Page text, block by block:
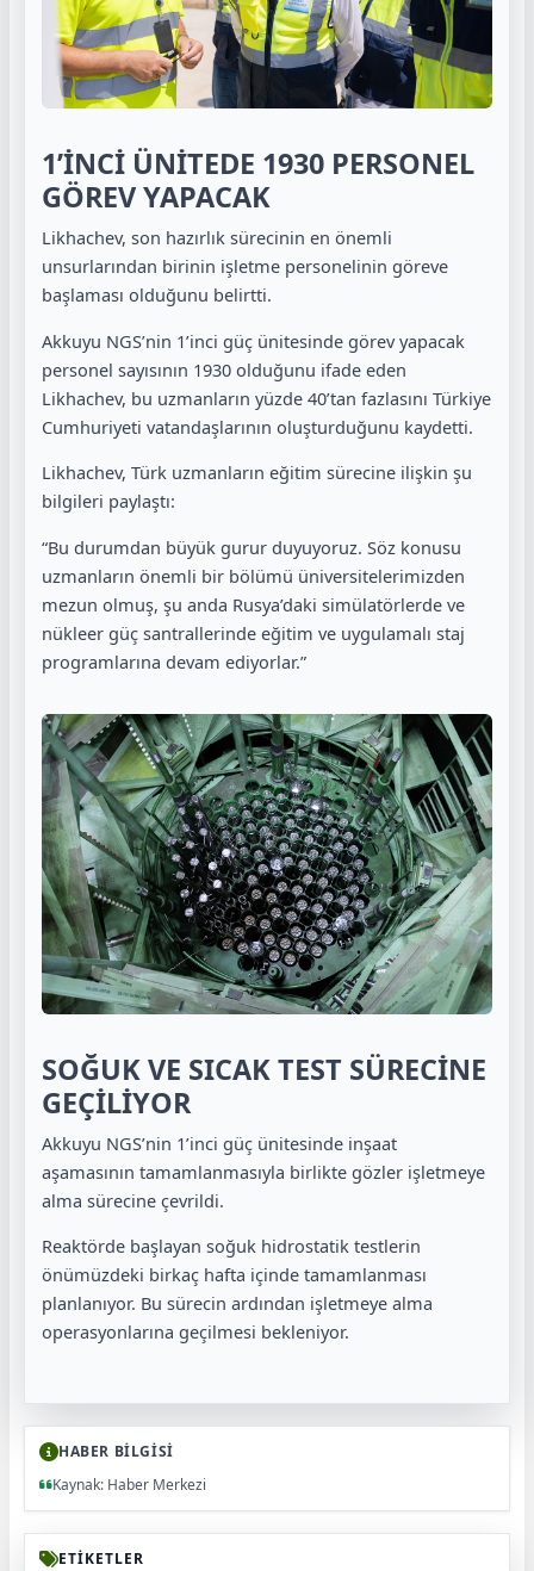
1’İNCİ ÜNİTEDE 1930 PERSONEL
GÖREV YAPACAK
Likhachev, son hazırlık sürecinin en önemli
unsurlarından birinin işletme personelinin göreve
başlaması olduğunu belirtti.
Akkuyu NGS’nin 1’inci güç ünitesinde görev yapacak
personel sayısının 1930 olduğunu ifade eden
Likhachev, bu uzmanların yüzde 40’tan fazlasını Türkiye
Cumhuriyeti vatandaşlarının oluşturduğunu kaydetti.
Likhachev, Türk uzmanların eğitim sürecine ilişkin şu
bilgileri paylaştı:
“Bu durumdan büyük gurur duyuyoruz. Söz konusu
uzmanların önemli bir bölümü üniversitelerimizden
mezun olmuş, şu anda Rusya’daki simülatörlerde ve
nükleer güç santrallerinde eğitim ve uygulamalı staj
programlarına devam ediyorlar.”
SOĞUK VE SICAK TEST SÜRECİNE
GEÇİLİYOR
Akkuyu NGS’nin 1’inci güç ünitesinde inşaat
aşamasının tamamlanmasıyla birlikte gözler işletmeye
alma sürecine çevrildi.
Reaktörde başlayan soğuk hidrostatik testlerin
önümüzdeki birkaç hafta içinde tamamlanması
planlanıyor. Bu sürecin ardından işletmeye alma
operasyonlarına geçilmesi bekleniyor.
HABER BİLGİSİ
Kaynak: Haber Merkezi
ETİKETLER